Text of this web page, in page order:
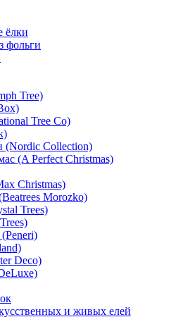
ёлки
фольги
Tree)
Tree Co)
Collection)
(A Perfect Christmas)
Christmas)
Morozko)
Trees)
Deco)
и живых елей